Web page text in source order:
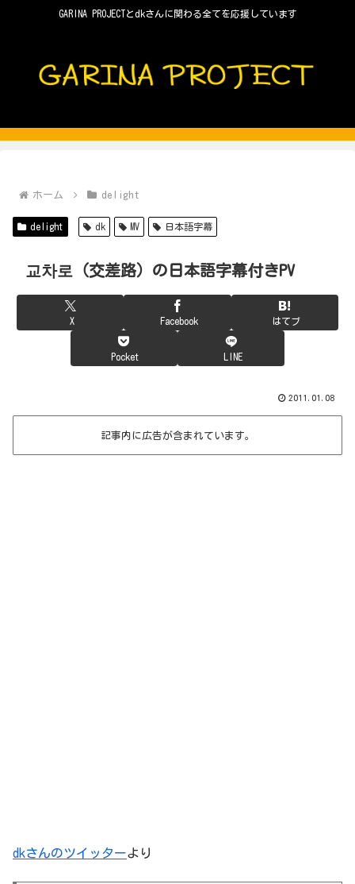
GARINA PROJECTとdkさんに関わる全てを応援しています
ホーム delight
delight dk MV 日本語字幕
교차로（交差路）の日本語字幕付きPV
X Facebook はてブ
Pocket LINE
2011.01.08
記事内に広告が含まれています。
dkさんのツイッターより